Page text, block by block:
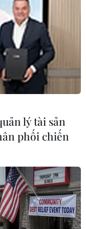
xếp
ngày
hội, sau khi
vị hành chính
lý tài sản
phối chiến